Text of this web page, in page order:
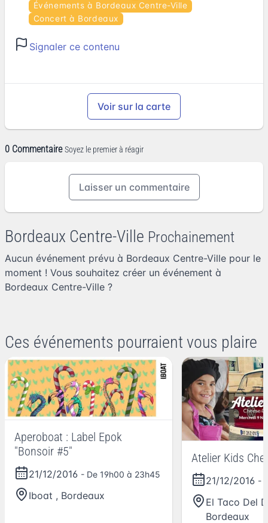
Événements à Bordeaux Centre-Ville
Concert à Bordeaux
Signaler ce contenu
Voir sur la carte
0 Commentaire Soyez le premier à réagir
Laisser un commentaire
Bordeaux Centre-Ville Prochainement
Aucun événement prévu à Bordeaux Centre-Ville pour le
moment ! Vous souhaitez créer un événement à
Bordeaux Centre-Ville ?
Ces événements pourraient vous plaire
Aperoboat : Label Epok
"Bonsoir #5"
21/12/2016 - De 19h00 à 23h45
Iboat , Bordeaux
Atelier Kids
21/12/2016 -
El Taco Del
Bordeaux